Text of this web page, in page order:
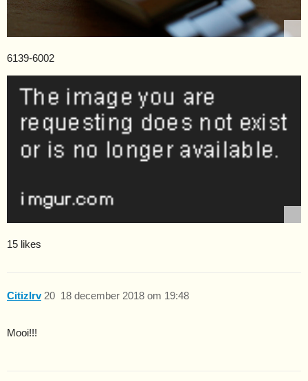
6139-6002
15 likes
CitizIrv 18 december 2018 om 19:48
20
Mooi!!!